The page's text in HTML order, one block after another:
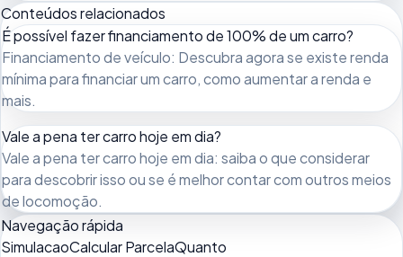
Conteúdos relacionados
É possível fazer financiamento de 100% de um carro?
Financiamento de veículo: Descubra agora se existe renda
mínima para financiar um carro, como aumentar a renda e
mais.
Vale a pena ter carro hoje em dia?
Vale a pena ter carro hoje em dia: saiba o que considerar
para descobrir isso ou se é melhor contar com outros meios
de locomoção.
Navegação rápida
SimulacaoCalcular ParcelaQuanto